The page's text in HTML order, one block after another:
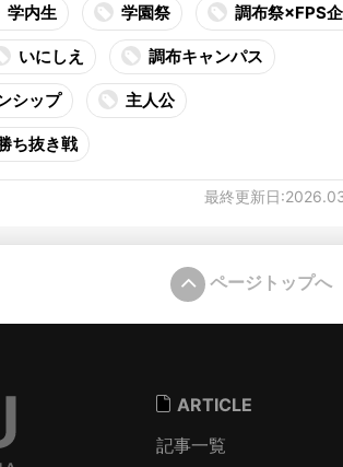
学内生 学園祭 調布祭×FPS
いにしえ 調布キャンパス
シップ 主人公
ち抜き戦
最終更新日
ページトップへ
ARTICLE
記事一覧